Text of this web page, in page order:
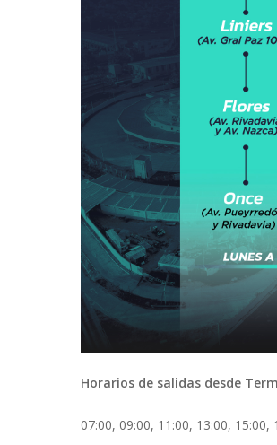
Horarios de salidas desde
07:00, 09:00, 11:00, 13:00, 15:00,